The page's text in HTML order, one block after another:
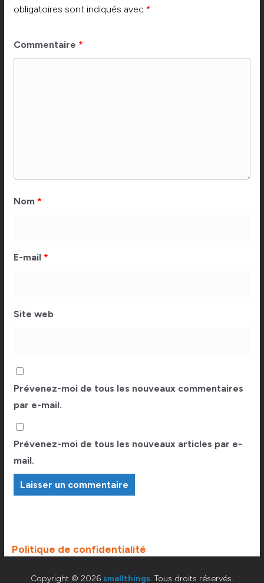
obligatoires sont indiqués avec *
Commentaire *
Nom *
E-mail *
Site web
Prévenez-moi de tous les nouveaux commentaires
par e-mail.
Prévenez-moi de tous les nouveaux articles par e-
mail.
Politique de confidentialité
Copyright © 2026 smallthings. Tous droits réservés.